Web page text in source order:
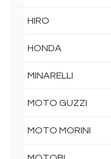
HIRO
HONDA
MINARELLI
MOTO GUZZI
MOTO MORINI